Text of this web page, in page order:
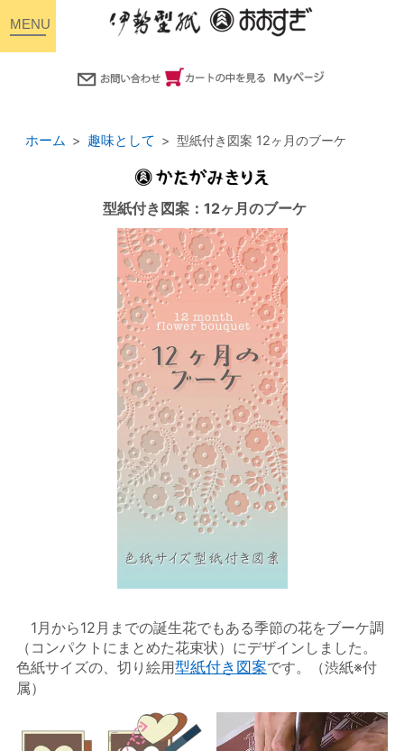
ホーム 趣味として 型紙付き図案 12ヶ月のブーケ
型紙付き図案：12ヶ月のブーケ
1月から12月までの誕生花でもある季節の花をブーケ調
（コンパクトにまとめた花束状）にデザインしました。
色紙サイズの、切り絵用型紙付き図案です。（渋紙※付
属）
toggle
navigation